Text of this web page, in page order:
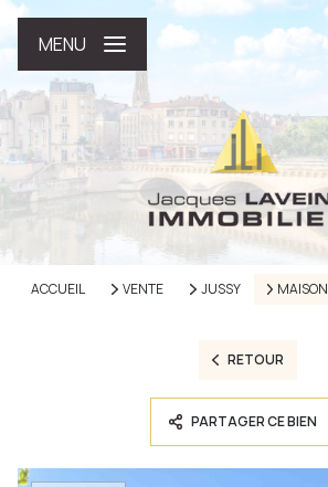
MENU
ACCUEIL VENTE JUSSY MAISON
RETOUR
PARTAGER CE BIEN